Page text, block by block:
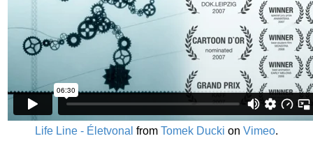
Life Line - Életvonal from Tomek Ducki on Vimeo.